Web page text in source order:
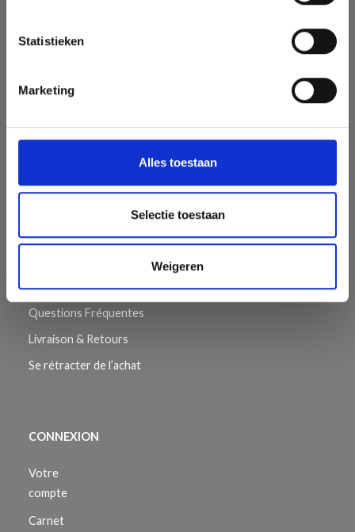
Statistieken
Marketing
Alles toestaan
Selectie toestaan
Weigeren
LindeHobby fournit tout le Danemark avec du fil de qualité.
plus de 15 000 numéros d'articles. Notre équipe s'efforce
de vous fournir le meilleur service possible et la livraison la
LindeHobby ici.
À Propos de Nous
Questions Fréquentes
Livraison & Retours
Se rétracter de l’achat
CONNEXION
Votre
compte
Carnet